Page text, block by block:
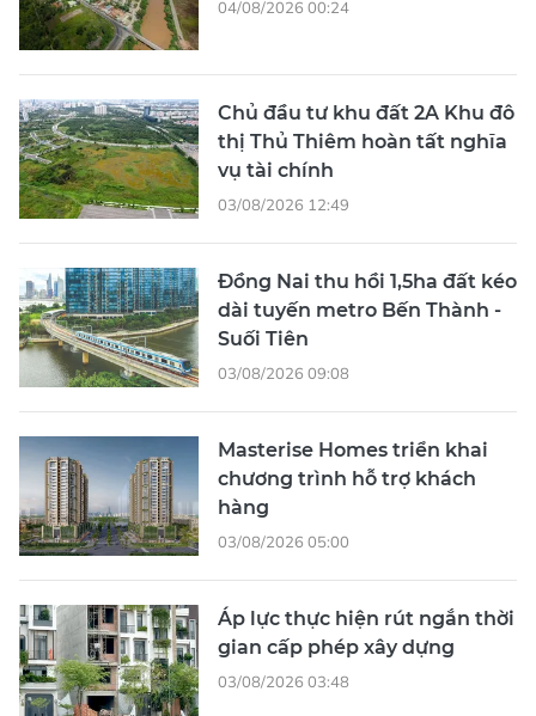
04/08/2026 00:24
Chủ đầu tư khu đất 2A Khu đô
thị Thủ Thiêm hoàn tất nghĩa
vụ tài chính
03/08/2026 12:49
Đồng Nai thu hồi 1,5ha đất kéo
dài tuyến metro Bến Thành -
Suối Tiên
03/08/2026 09:08
Masterise Homes triển khai
chương trình hỗ trợ khách
hàng
03/08/2026 05:00
Áp lực thực hiện rút ngắn thời
gian cấp phép xây dựng
03/08/2026 03:48